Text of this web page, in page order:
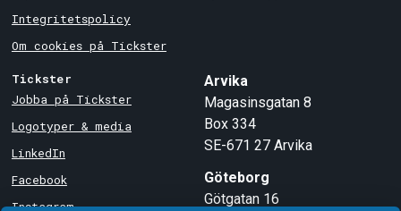
Integritetspolicy
Om cookies på Tickster
Tickster
Jobba på Tickster
Logotyper & media
LinkedIn
Facebook
Instagram
Arvika
Magasinsgatan 8
Box 334
SE-671 27 Arvika
Göteborg
Götgatan 16